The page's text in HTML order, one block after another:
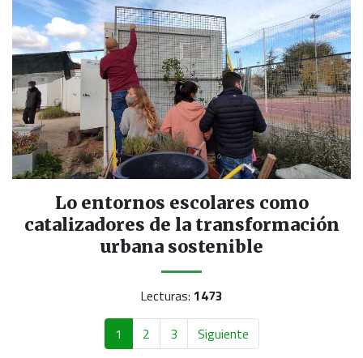
Lo entornos escolares como
catalizadores de la transformación
urbana sostenible
Lecturas: 1473
1
2 3 Siguiente